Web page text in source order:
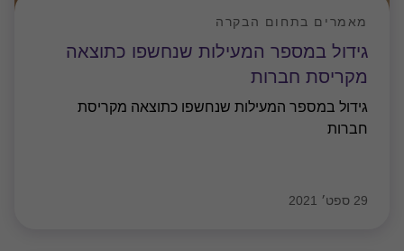
גידול במספר המעילות שנחשפו כתוצאה
מקריסת חברות
מאמרים בתחום הבקרה
גידול במספר המעילות שנחשפו כתוצאה מקריסת
חברות
29 ספט׳ 2021